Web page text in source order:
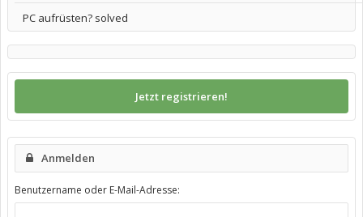
PC aufrüsten? solved
Jetzt registrieren!
Anmelden
Benutzername oder E-Mail-Adresse: